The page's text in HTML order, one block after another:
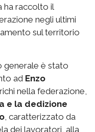
ha raccolto il
negli ultimi
sul territorio
generale è stato
ad Enzo
nella federazione,
e la dedizione
, caratterizzato da
dei lavoratori, alla